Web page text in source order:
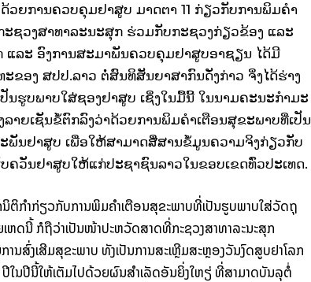
ຍການຄວບຄຸມຢາສູບ ມາດຕາ 11 ກ່ຽວກັບການພິມຄໍາ
ຊວງສາທາລະນະສຸກ ຮ່ວມກັບກະຊວງກ່ຽວຂ້ອງ ແລະ
ແລະ ອົງການສະມາພັນຄວບຄຸມຢາສູບອາຊຽນ ໄດ້ມີ
ຂອງ ສປປ.ລາວ ຕໍ່ສົນທິສັນຍາສາກົນດັ່ງກ່າວ ຈິ່ງໄດ້ຮ່າງ
ນຮູບພາບໃສ່ຊອງຢາສູບ ເຊິ່ງໃນມື້ນີ້ ໃນນາມຄະນະກໍາມະ
າຍເຊັນຂໍ້ຕົກລົງວ່າດ້ວຍການພິມຄໍາເຕືອນສຸຂະພາບທີ່ເປັນ
ນຢາສູບ ເພື່ອໃຫ້ສາມາດສື່ສານຂໍ້ມູນຄວາມຈິງກ່ຽວກັບ
ຄວັນຢາສູບໃຫ້ແກ່ປະຊາຊົນລາວໃນຂອບເຂດທົ່ວປະເທດ.
ຕິກໍາກ່ຽວກັບການພິມຄໍາເຕືອນສຸຂະພາບທີ່ເປັນຮູບພາບໃສ່ວັດຖຸ
ດນີ້ ກໍຖືວ່າເປັນໜ້າປະຫວັດສາດທີ່ກະຊວງສາທາລະນະສຸກ
ນສົ່ງເສີມສຸຂະພາບ ທັງເປັນການສະເຫຼີມສະຫຼອງວັນງົດສູບຢາໂລກ
ນປີນີ້ໃຫ້ເຕັມໄປດ້ວຍຜົນສໍາເລັດອັນຍິ່ງໃຫຽ່ ທີ່ສາມາດບັນລຸຕໍ່